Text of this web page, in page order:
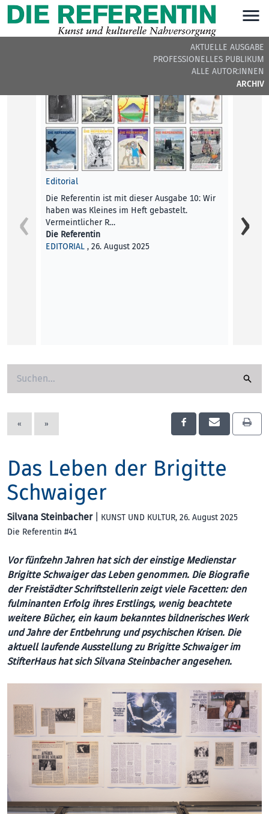
AKTUELLE AUSGABE
PROFESSIONELLES PUBLIKUM
ALLE AUTOR:INNEN
ARCHIV
DIE REFERENTIN #41 - BEITRÄGE DER AUSGABE
Editorial
Die Referentin ist mit dieser Ausgabe 10: Wir
haben was Kleines im Heft gebastelt.
Vermeintlicher R…
Die Referentin
EDITORIAL , 26. August 2025
« »
Das Leben der Brigitte
Schwaiger
Silvana Steinbacher| KUNST UND KULTUR, 26. August 2025
Die Referentin #41
Vor fünfzehn Jahren hat sich der einstige Medienstar
Brigitte Schwaiger das Leben genommen. Die Biografie
der Freistädter Schriftstellerin zeigt viele Facetten: den
fulminanten Erfolg ihres Erstlings, wenig beachtete
weitere Bücher, ein kaum bekanntes bildnerisches Werk
und Jahre der Entbehrung und psychischen Krisen. Die
aktuell laufende Ausstellung zu Brigitte Schwaiger im
StifterHaus hat sich Silvana Steinbacher an­gese­hen.